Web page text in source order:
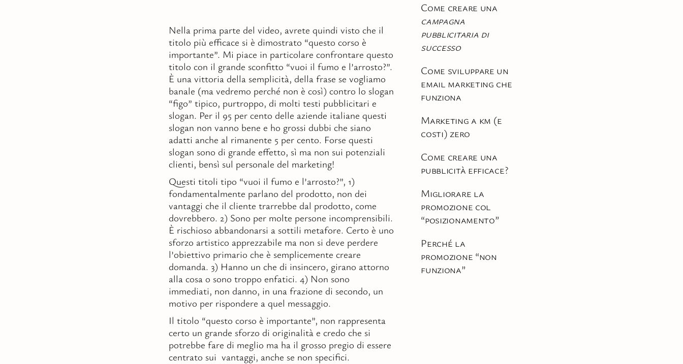
Nella prima parte del video, avrete quindi visto che il
titolo più efficace si è dimostrato “questo corso è
importante”. Mi piace in particolare confrontare questo
titolo con il grande sconfitto “vuoi il fumo e l’arrosto?”.
È una vittoria della semplicità, della frase se vogliamo
banale (ma vedremo perché non è così) contro lo slogan
“figo” tipico, purtroppo, di molti testi pubblicitari e
slogan. Per il 95 per cento delle aziende italiane questi
slogan non vanno bene e ho grossi dubbi che siano
adatti anche al rimanente 5 per cento. Forse questi
slogan sono di grande effetto, sì ma non sui potenziali
clienti, bensì sul personale del marketing!
Questi titoli tipo “vuoi il fumo e l’arrosto?”, 1)
fondamentalmente parlano del prodotto, non dei
vantaggi che il cliente trarrebbe dal prodotto, come
dovrebbero. 2) Sono per molte persone incomprensibili.
È rischioso abbandonarsi a sottili metafore. Certo è uno
sforzo artistico apprezzabile ma non si deve perdere
l’obiettivo primario che è semplicemente creare
domanda. 3) Hanno un che di insincero, girano attorno
alla cosa o sono troppo enfatici. 4) Non sono
immediati, non danno, in una frazione di secondo, un
motivo per rispondere a quel messaggio.
Il titolo “questo corso è importante”, non rappresenta
certo un grande sforzo di originalità e credo che si
potrebbe fare di meglio ma ha il grosso pregio di essere
centrato sui vantaggi, anche se non specifici.
Come creare una
campagna
pubblicitaria di
successo
Come sviluppare un
email marketing che
funziona
Marketing a km (e
costi) zero
Come creare una
pubblicità efficace?
Migliorare la
promozione col
“posizionamento”
Perché la
promozione “non
funziona”